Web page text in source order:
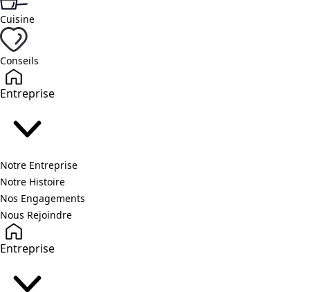
Cuisine
Conseils
Entreprise
Notre Entreprise
Notre Histoire
Nos Engagements
Nous Rejoindre
Entreprise